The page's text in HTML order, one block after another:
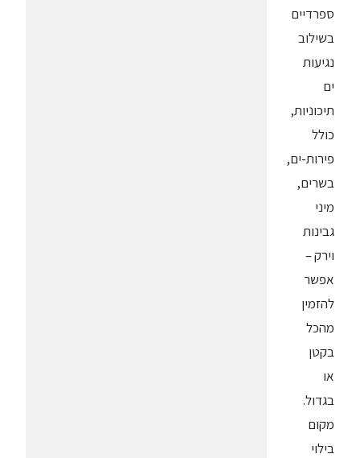
ספרדיים
בשילוב
נגיעות
ים
תיכוניות,
כולל
פירות-ים,
בשרים,
מיני
גבינות
וירק –
אפשר
להזמין
מהכל
בקטן
או
בגדול.
מקום
בילוי